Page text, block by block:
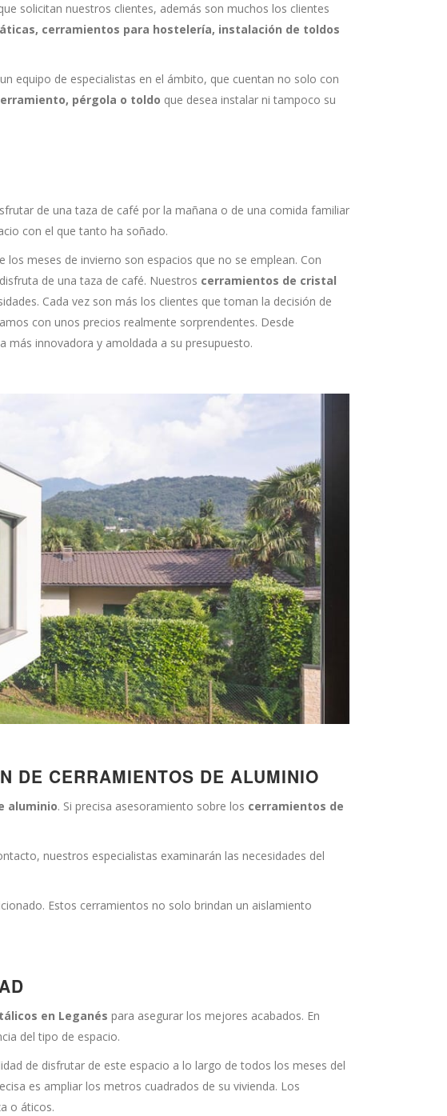
solicitan nuestros clientes, además son muchos los clientes
cerramientos para hostelería, instalación de toldos
equipo de especialistas en el ámbito, que cuentan no solo con
pérgola o toldo que desea instalar ni tampoco su
de una taza de café por la mañana o de una comida familiar
con el que tanto ha soñado.
meses de invierno son espacios que no se emplean. Con
de una taza de café. Nuestros cerramientos de cristal
Cada vez son más los clientes que toman la decisión de
con unos precios realmente sorprendentes. Desde
innovadora y amoldada a su presupuesto.
DE CERRAMIENTOS DE ALUMINIO
aluminio. Si precisa asesoramiento sobre los cerramientos de
nuestros especialistas examinarán las necesidades del
Estos cerramientos no solo brindan un aislamiento
en Leganés para asegurar los mejores acabados. En
del tipo de espacio.
de disfrutar de este espacio a lo largo de todos los meses del
es ampliar los metros cuadrados de su vivienda. Los
o áticos.